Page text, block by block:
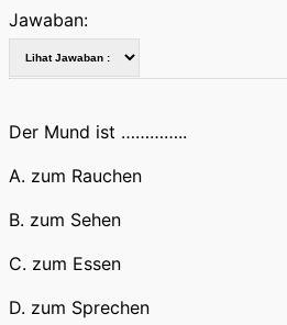
Jawaban:
Der Mund ist …………..
A. zum Rauchen
B. zum Sehen
C. zum Essen
D. zum Sprechen